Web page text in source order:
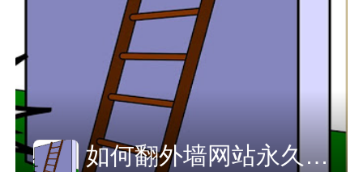
如何翻外墙网站永久免费加速